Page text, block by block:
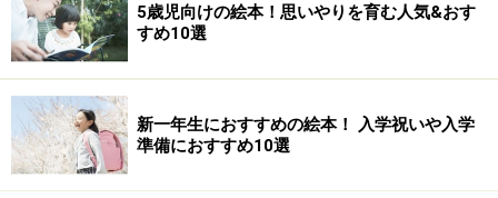
5歳児向けの絵本！思いやりを育む人気&おす
すめ10選
新一年生におすすめの絵本！ 入学祝いや入学
準備におすすめ10選